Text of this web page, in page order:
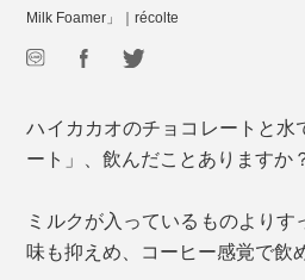
Milk Foamer」｜récolte
ハイカカオのチョコレートと水
ート」、飲んだことありますか
ミルクが入っているものより
味も抑えめ、コーヒー感覚で飲